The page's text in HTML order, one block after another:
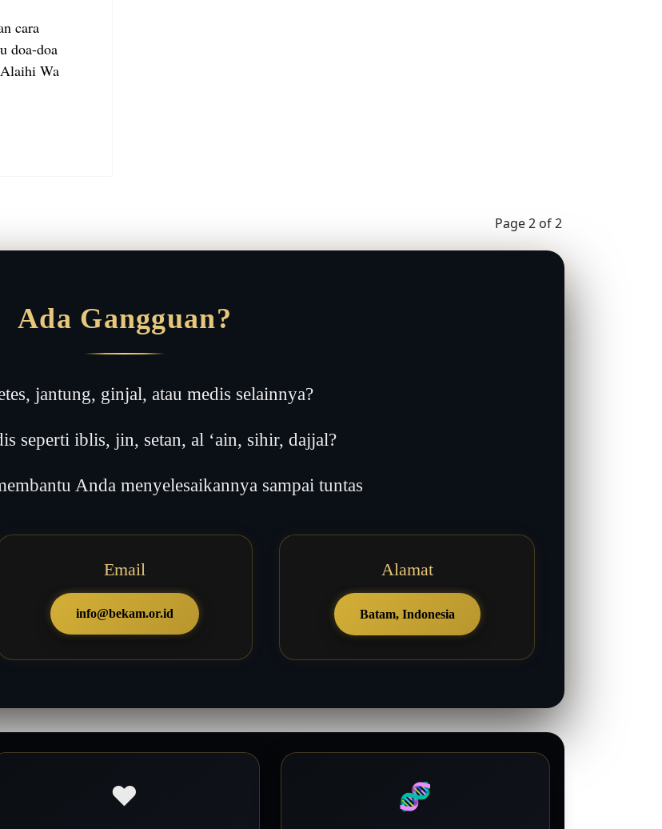
cara
doa-doa
Wa
Page 2 of 2
Ada Gangguan?
jantung, ginjal, atau medis selainnya?
seperti iblis, jin, setan, al ‘ain, sihir, dajjal?
Anda menyelesaikannya sampai tuntas
Email
info@bekam.or.id
Alamat
Batam, Indonesia
❤️ 🧬